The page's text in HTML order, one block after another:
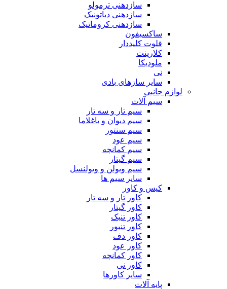
سازدهنی ترمولو
سازدهنی دیاتونیک
سازدهنی کروماتیک
ساکسیفون
فلوت کلیددار
کلارینت
ملودیکا
نی
سایر سازهای بادی
لوازم جانبی
سیم آلات
سیم تار و سه تار
سیم دیوان و باغلاما
سیم سنتور
سیم عود
سیم کمانچه
سیم گیتار
سیم ویولن و ویولنسل
سایر سیم ها
کیس و کاور
کاور تار و سه تار
کاور گیتار
کاور تنبک
کاور تنبور
کاور دف
کاور عود
کاور کمانچه
کاور نی
سایر کاورها
پایه آلات